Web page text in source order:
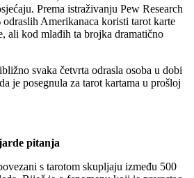
Prema istraživanju Pew Research
Amerikanaca koristi tarot karte
ali kod mlađih ta brojka dramatično
svaka četvrta odrasla osoba u dobi
je posegnula za tarot kartama u prošloj
pitanja
s tarotom skupljaju između 500